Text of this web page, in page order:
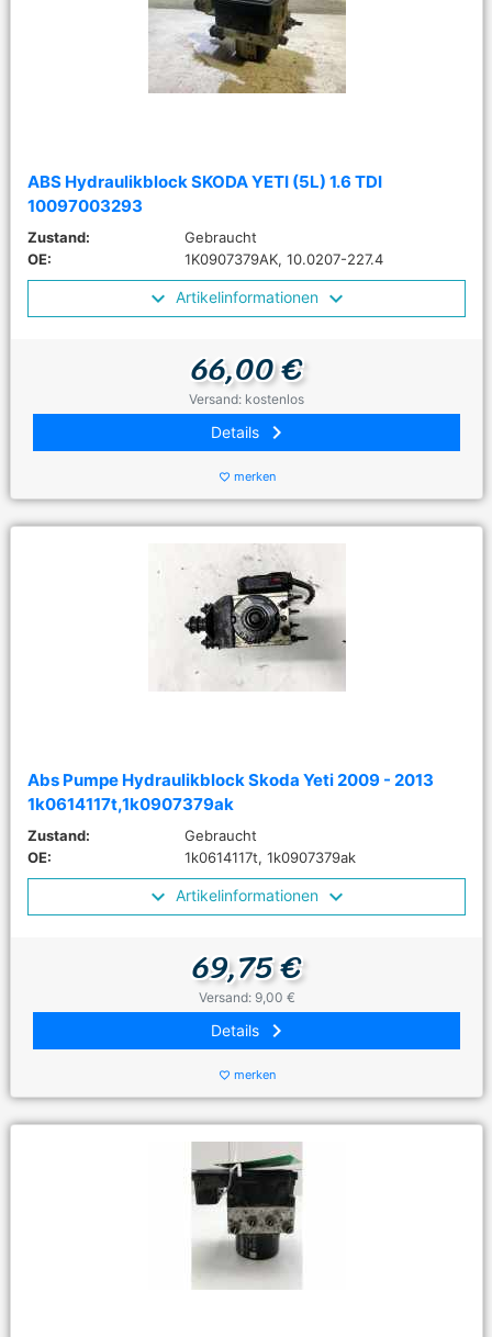
ABS Hydraulikblock SKODA YETI (5L) 1.6 TDI
10097003293
Zustand:
Gebraucht
OE:
1K0907379AK, 10.0207-227.4
Artikelinformationen
66,00 €
Versand: kostenlos
Details keyboard_arrow_right
favorite_border merken
Abs Pumpe Hydraulikblock Skoda Yeti 2009 - 2013
1k0614117t,1k0907379ak
Zustand:
Gebraucht
OE:
1k0614117t, 1k0907379ak
Artikelinformationen
69,75 €
Versand: 9,00 €
Details keyboard_arrow_right
favorite_border merken